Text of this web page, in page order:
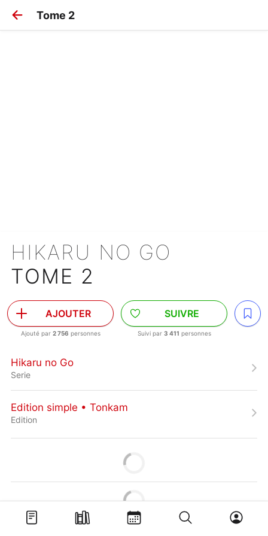
Tome 2
HIKARU NO GO
TOME 2
AJOUTER
Ajouté par 2 756 personnes
SUIVRE
Suivi par 3 411 personnes
Hikaru no Go
Serie
Edition simple • Tonkam
Edition